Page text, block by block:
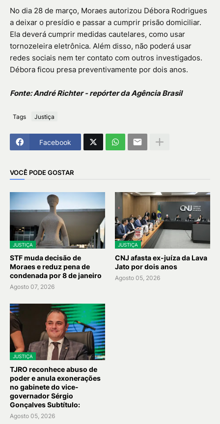
No dia 28 de março, Moraes autorizou Débora Rodrigues
a deixar o presídio e passar a cumprir prisão domiciliar.
Ela deverá cumprir medidas cautelares, como usar
tornozeleira eletrônica. Além disso, não poderá usar
redes sociais nem ter contato com outros investigados.
Débora ficou presa preventivamente por dois anos.
Fonte: André Richter - repórter da Agência Brasil
Tags Justiça
Facebook
VOCÊ PODE GOSTAR
JUSTIÇA
STF muda decisão de
Moraes e reduz pena de
condenada por 8 de janeiro
Agosto 07, 2026
JUSTIÇA
CNJ afasta ex-juíza da Lava
Jato por dois anos
Agosto 05, 2026
JUSTIÇA
TJRO reconhece abuso de
poder e anula exonerações
no gabinete do vice-
governador Sérgio
Gonçalves Subtítulo:
Agosto 05, 2026